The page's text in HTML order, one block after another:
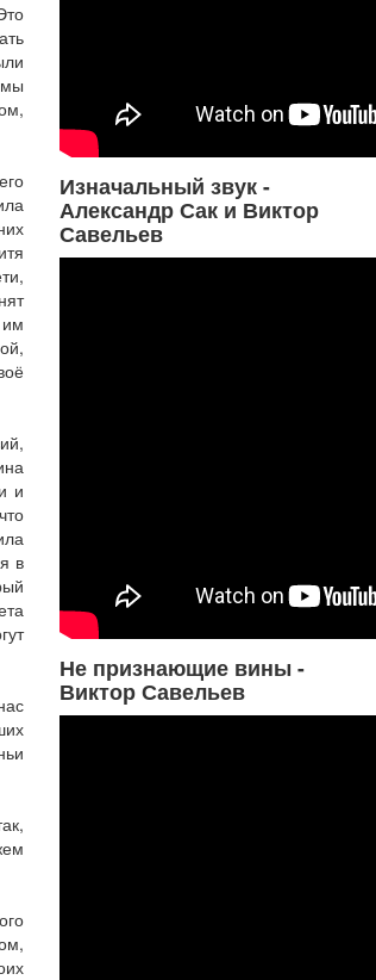
мы
и
в
Изначальный звук -
Александр Сак и Виктор
Савельев
Не признающие вины -
Виктор Савельев